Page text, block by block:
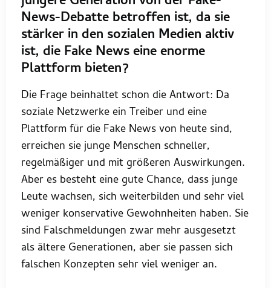
News-Debatte betroffen ist, da sie
stärker in den sozialen Medien aktiv
ist, die Fake News eine enorme
Plattform bieten?
Die Frage beinhaltet schon die Antwort: Da
soziale Netzwerke ein Treiber und eine
Plattform für die Fake News von heute sind,
erreichen sie junge Menschen schneller,
regelmäßiger und mit größeren Auswirkungen.
Aber es besteht eine gute Chance, dass junge
Leute wachsen, sich weiterbilden und sehr viel
weniger konservative Gewohnheiten haben. Sie
sind Falschmeldungen zwar mehr ausgesetzt
als ältere Generationen, aber sie passen sich
falschen Konzepten sehr viel weniger an.